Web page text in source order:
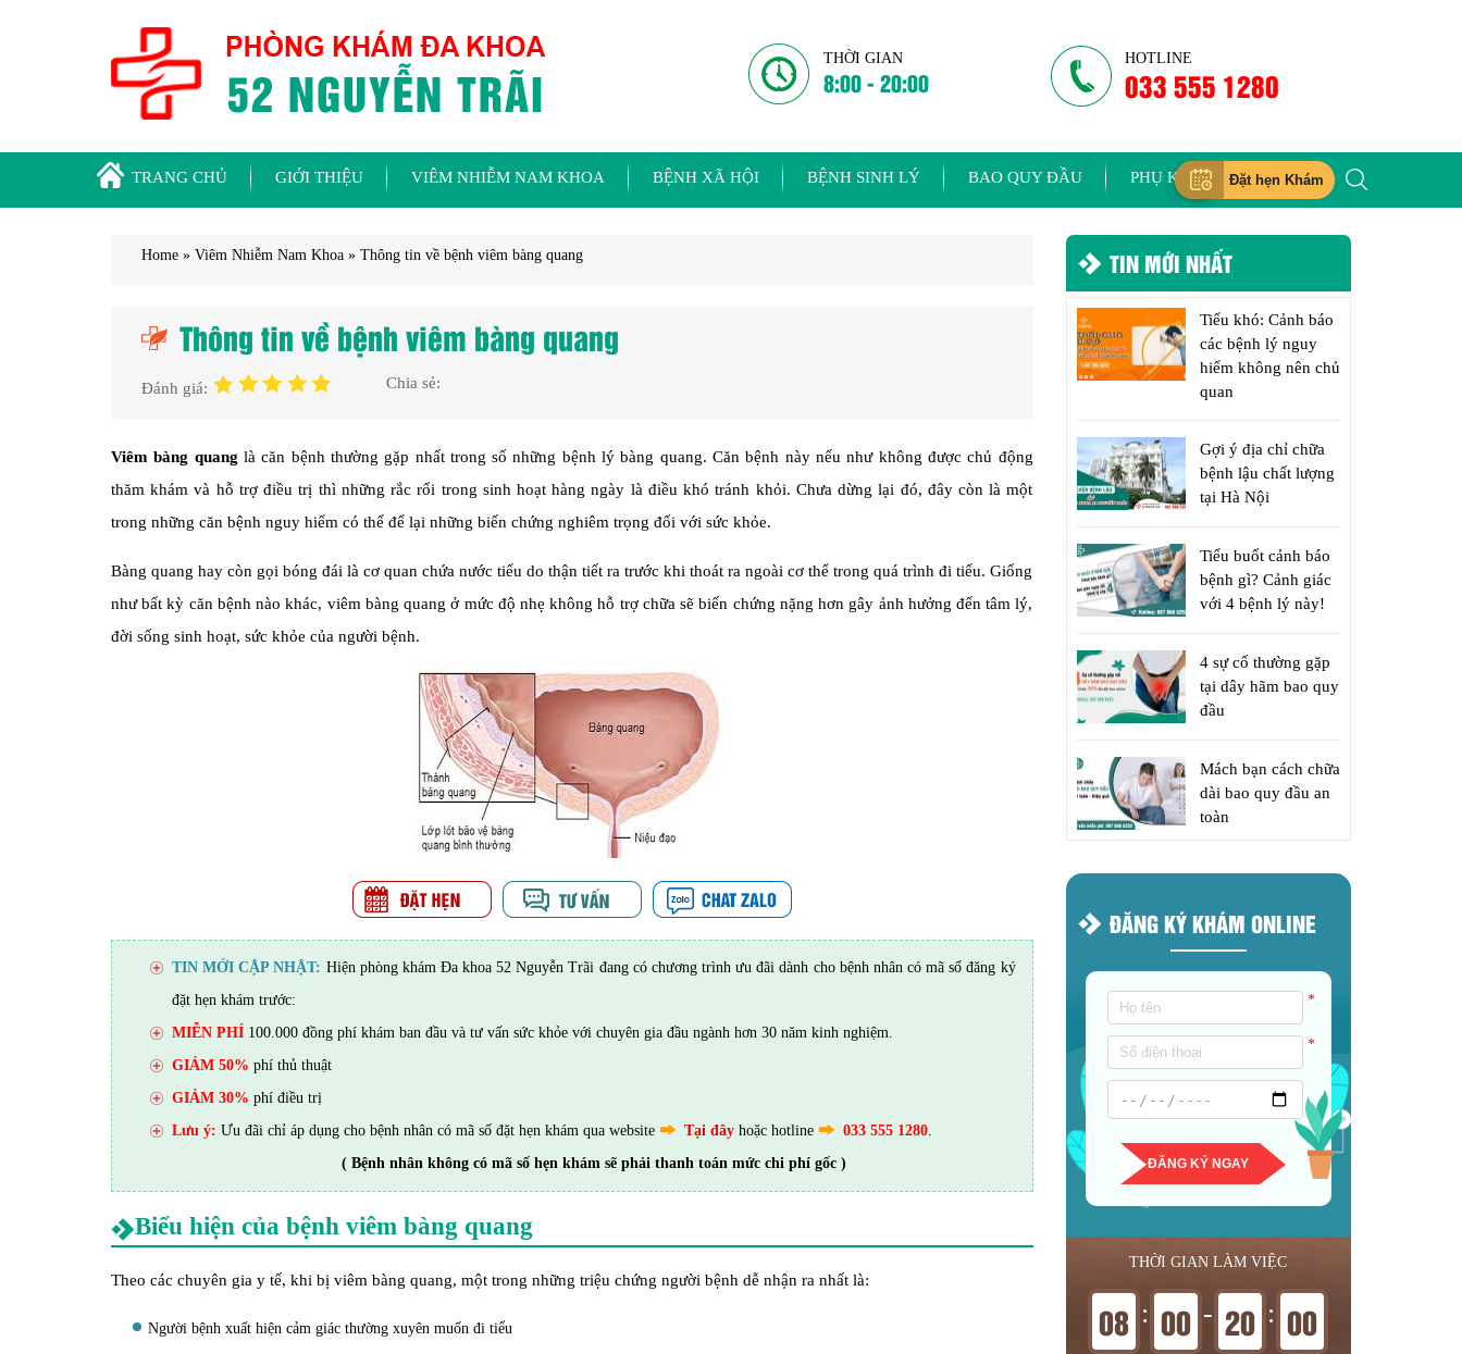
THỜI GIAN
8:00 - 20:00
HOTLINE
033 555 1280
TRANG CHỦ GIỚI THIỆU VIÊM NHIỄM NAM KHOA BỆNH XÃ HỘI BỆNH SINH LÝ BAO QUY ĐẦU PHỤ KHOA Đặt hẹn Khám
Home » Viêm Nhiễm Nam Khoa » Thông tin về bệnh viêm bàng quang
Thông tin về bệnh viêm bàng quang
Đánh giá: Chia sẻ:
Viêm bàng quang là căn bệnh thường gặp nhất trong số những bệnh lý bàng quang. Căn bệnh này nếu như không được chủ động
thăm khám và hỗ trợ điều trị thì những rắc rối trong sinh hoạt hàng ngày là điều khó tránh khỏi. Chưa dừng lại đó, đây còn là một
trong những căn bệnh nguy hiểm có thể để lại những biến chứng nghiêm trọng đối với sức khỏe.
Bàng quang hay còn gọi bóng đái là cơ quan chứa nước tiểu do thận tiết ra trước khi thoát ra ngoài cơ thể trong quá trình đi tiểu. Giống
như bất kỳ căn bệnh nào khác, viêm bàng quang ở mức độ nhẹ không hỗ trợ chữa sẽ biến chứng nặng hơn gây ảnh hưởng đến tâm lý,
đời sống sinh hoạt, sức khỏe của người bệnh.
TIN MỚI CẬP NHẬT: Hiện phòng khám Đa khoa 52 Nguyễn Trãi đang có chương trình ưu đãi dành cho bệnh nhân có mã số đăng ký
đặt hẹn khám trước:
MIỄN PHÍ 100.000 đồng phí khám ban đầu và tư vấn sức khỏe với chuyên gia đầu ngành hơn 30 năm kinh nghiệm.
GIẢM 50% phí thủ thuật
GIẢM 30% phí điều trị
Lưu ý: Ưu đãi chỉ áp dụng cho bệnh nhân có mã số đặt hẹn khám qua website Tại đây hoặc hotline 033 555 1280.
( Bệnh nhân không có mã số hẹn khám sẽ phải thanh toán mức chi phí gốc )
Biểu hiện của bệnh viêm bàng quang
Theo các chuyên gia y tế, khi bị viêm bàng quang, một trong những triệu chứng người bệnh dễ nhận ra nhất là:
Người bệnh xuất hiện cảm giác thường xuyên muốn đi tiểu
TIN MỚI NHẤT
Tiểu khó: Cảnh báo
các bệnh lý nguy
hiểm không nên chủ
quan
Gợi ý địa chỉ chữa
bệnh lậu chất lượng
tại Hà Nội
Tiểu buốt cảnh báo
bệnh gì? Cảnh giác
với 4 bệnh lý này!
4 sự cố thường gặp
tại dây hãm bao quy
đầu
Mách bạn cách chữa
dài bao quy đầu an
toàn
ĐĂNG KÝ KHÁM ONLINE
*
*
ĐĂNG KÝ NGAY
THỜI GIAN LÀM VIỆC
08 : 00 - 20 : 00